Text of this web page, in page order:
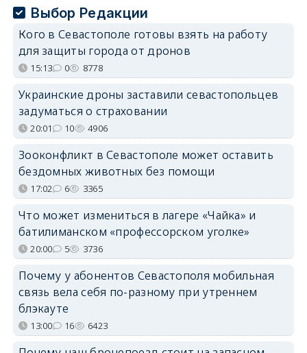
Выбор Редакции
Кого в Севастополе готовы взять на работу
для защиты города от дронов
15:13 0 8778
Украинские дроны заставили севастопольцев
задуматься о страховании
20:01 10 4906
Зооконфликт в Севастополе может оставить
бездомных животных без помощи
17:02 6 3365
Что может измениться в лагере «Чайка» и
батилиманском «профессорском уголке»
20:00 5 3736
Почему у абонентов Севастополя мобильная
связь вела себя по-разному при утреннем
блэкауте
13:00 16 6423